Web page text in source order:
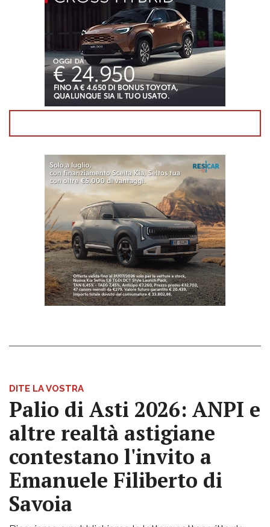
DITE LA VOSTRA
Palio di Asti 2026: ANPI e
altre realtà astigiane
contestano l'invito a
Emanuele Filiberto di
Savoia